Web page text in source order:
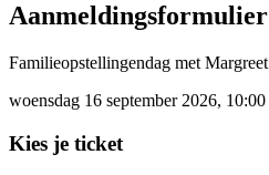
Aanmeldingsformulier
Familieopstellingendag met Margreet
woensdag 16 september 2026, 10:00
Kies je ticket